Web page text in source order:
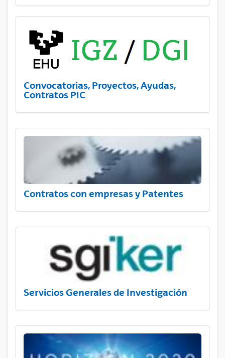
Convocatorias, Proyectos, Ayudas,
Contratos PIC
Contratos con empresas y Patentes
Servicios Generales de Investigación